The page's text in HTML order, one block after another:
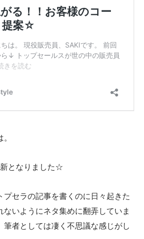
となりました☆
プセラの記事を書くのに日々起きた
ないようにネタ集めに翻弄していま
筆者としては凄く不思議な感じがし